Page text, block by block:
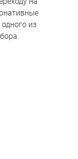
из
большим